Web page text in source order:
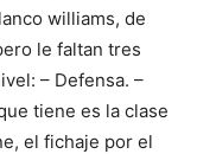
williams, de
le faltan tres
– Defensa. –
tiene es la clase
el fichaje por el